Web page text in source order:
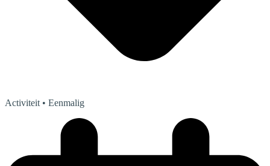
Activiteit • Eenmalig